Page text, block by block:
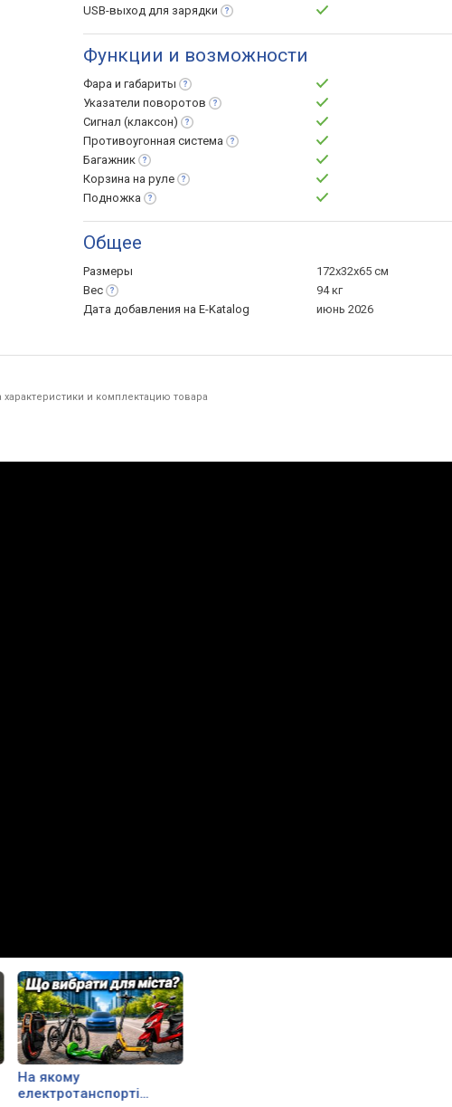
USB-выход для зарядки
Функции и возможности
Фара и габариты
Указатели поворотов
Сигнал (клаксон)
Противоугонная система
Багажник
Корзина на руле
Подножка
Общее
Размеры
172х32х65 см
Вес
94 кг
Дата добавления на E-Katalog
июнь 2026
и комплектацию товара
На якому
електротанспорті